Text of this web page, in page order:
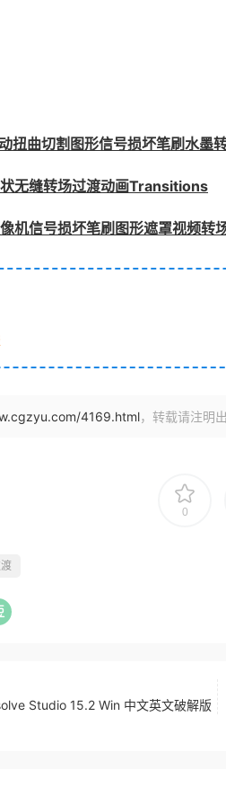
扭曲切割图形信号损坏笔刷水墨
无缝转场过渡动画Transitions
机信号损坏笔刷图形遮罩视频转
4169.html，转载请注明出
0
Studio 15.2 Win 中文英文破解版